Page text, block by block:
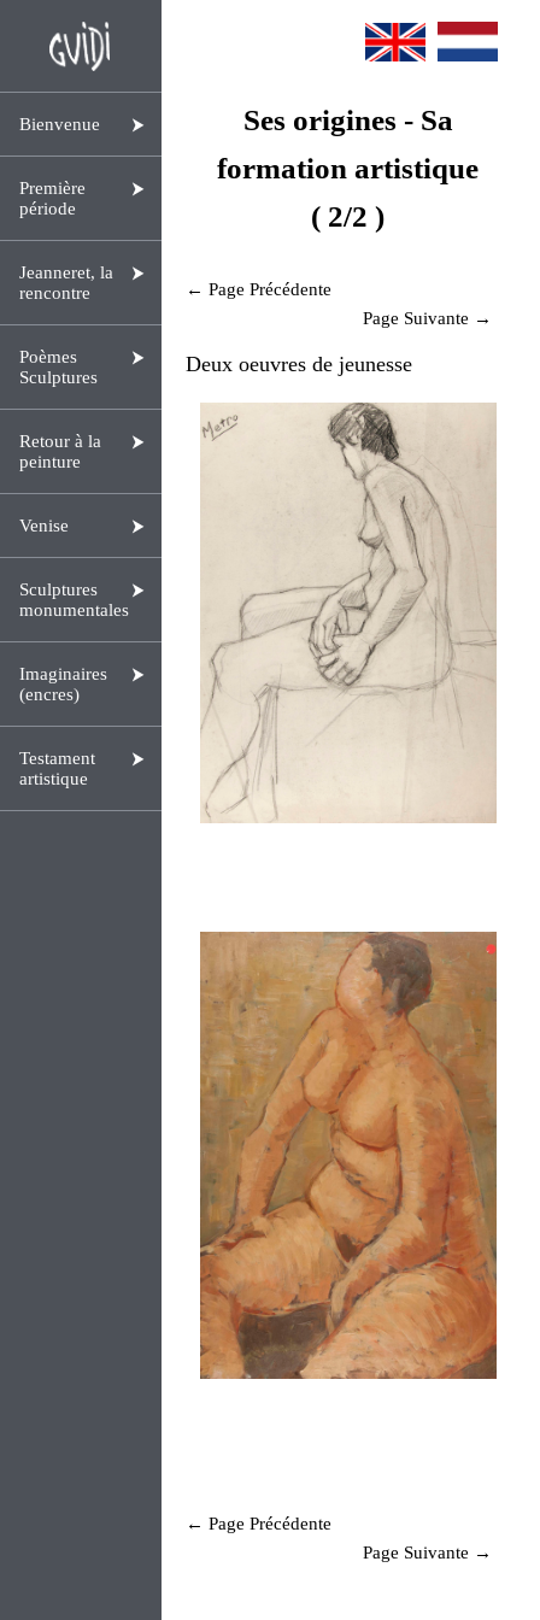
Bienvenue
Première
période
Jeanneret, la
rencontre
Poèmes
Sculptures
Retour à la
peinture
Venise
Sculptures
monumentales
Imaginaires
(encres)
Testament
artistique
Ses origines - Sa
formation artistique
( 2/2 )
← Page Précédente
Page Suivante →
Deux oeuvres de jeunesse
← Page Précédente
Page Suivante →